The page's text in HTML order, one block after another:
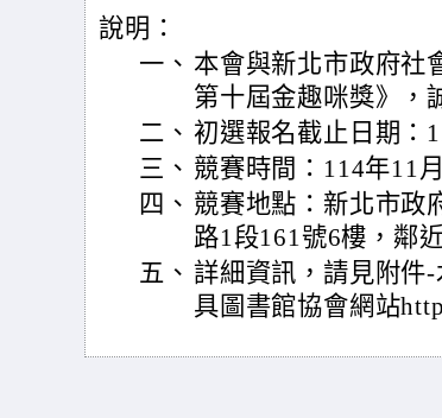
說明：
一、 本會與新北市政府社
第十屆金趣咪獎》，
二、 初選報名截止日期：
三、 競賽時間：114年11
四、 競賽地點：新北市政
路1段161號6樓，鄰
五、 詳細資訊，請見附件
具圖書館協會網站